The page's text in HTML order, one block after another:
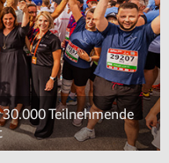
Teilnehmende